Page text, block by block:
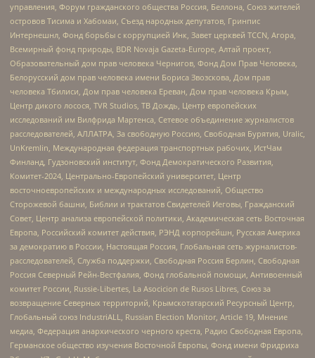
управления, Форум гражданского общества Россия, Беллона, Союз жителей
островов Тисима и Хабомаи, Съезд народных депутатов, Гринпис
Интернешнл, Фонд борьбы с коррупцией Инк, Завет церквей TCCN, Агора,
Всемирный фонд природы, BDR Novaja Gazeta-Europe, Алтай проект,
Образовательный дом прав человека Чернигов, Фонд Дом Прав Человека,
Белорусский дом прав человека имени Бориса Звозскова, Дом прав
человека Тбилиси, Дом прав человека Ереван, Дом прав человека Крым,
Центр дикого лосося, TVR Studios, ТВ Дождь, Центр европейских
исследований им Вилфрида Мартенса, Сетевое объединение журналистов
расследователей, АЛЛАТРА, За свободную Россию, Свободная Бурятия, Uralic,
UnKremlin, Международная федерация транспортных рабочих, ИстЧам
Финланд, Гудзоновский институт, Фонд Демократического Развития,
Комитет-2024, Центрально-Европейский университет, Центр
восточноевропейских и международных исследований, Общество
Сторожевой башни, Библии и трактатов Свидетелей Иеговы, Гражданский
Совет, Центр анализа европейской политики, Академическая сеть Восточная
Европа, Российский комитет действия, РЭНД корпорейшн, Русская Америка
за демократию в России, Настоящая Россия, Глобальная сеть журналистов-
расследователей, Служба поддержки, Свободная Россия Берлин, Свободная
Россия Северный Рейн-Вестфалия, Фонд глобальной помощи, Антивоенный
комитет России, Russie-Libertes, La Asocicion de Rusos Libres, Союз за
возвращение Северных территорий, Крымскотатарский Ресурсный Центр,
Глобальный союз IndustriALL, Russian Election Monitor, Article 19, Мнение
медиа, Федерация анархического черного креста, Радио Свободная Европа,
Германское общество изучения Восточной Европы, Фонд имени Фридриха